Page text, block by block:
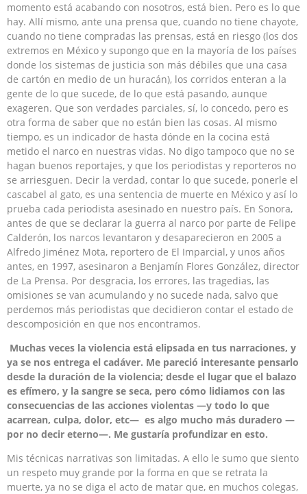
momento está acabando con nosotros, está bien. Pero es lo que
hay. Allí mismo, ante una prensa que, cuando no tiene chayote,
cuando no tiene compradas las prensas, está en riesgo (los dos
extremos en México y supongo que en la mayoría de los países
donde los sistemas de justicia son más débiles que una casa
de cartón en medio de un huracán), los corridos enteran a la
gente de lo que sucede, de lo que está pasando, aunque
exageren. Que son verdades parciales, sí, lo concedo, pero es
otra forma de saber que no están bien las cosas. Al mismo
tiempo, es un indicador de hasta dónde en la cocina está
metido el narco en nuestras vidas. No digo tampoco que no se
hagan buenos reportajes, y que los periodistas y reporteros no
se arriesguen. Decir la verdad, contar lo que sucede, ponerle el
cascabel al gato, es una sentencia de muerte en México y así lo
prueba cada periodista asesinado en nuestro país. En Sonora,
antes de que se declarar la guerra al narco por parte de Felipe
Calderón, los narcos levantaron y desaparecieron en 2005 a
Alfredo Jiménez Mota, reportero de El Imparcial, y unos años
antes, en 1997, asesinaron a Benjamín Flores González, director
de La Prensa. Por desgracia, los errores, las tragedias, las
omisiones se van acumulando y no sucede nada, salvo que
perdemos más periodistas que decidieron contar el estado de
descomposición en que nos encontramos.
Muchas veces la violencia está elipsada en tus narraciones, y
ya se nos entrega el cadáver. Me pareció interesante pensarlo
desde la duración de la violencia; desde el lugar que el balazo
es efímero, y la sangre se seca, pero cómo lidiamos con las
consecuencias de las acciones violentas —y todo lo que
acarrean, culpa, dolor, etc— es algo mucho más duradero —
por no decir eterno—. Me gustaría profundizar en esto.
Mis técnicas narrativas son limitadas. A ello le sumo que siento
un respeto muy grande por la forma en que se retrata la
muerte, ya no se diga el acto de matar que, en muchos colegas,